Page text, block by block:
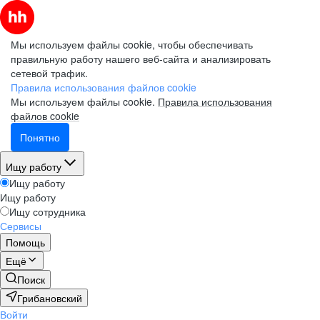
Мы используем файлы cookie, чтобы обеспечивать
правильную работу нашего веб-сайта и анализировать
сетевой трафик.
Правила использования файлов cookie
Мы используем файлы cookie. Правила использования
файлов cookie
Понятно
Ищу работу
Ищу работу
Ищу работу
Ищу сотрудника
Сервисы
Помощь
Ещё
Поиск
Грибановский
Войти